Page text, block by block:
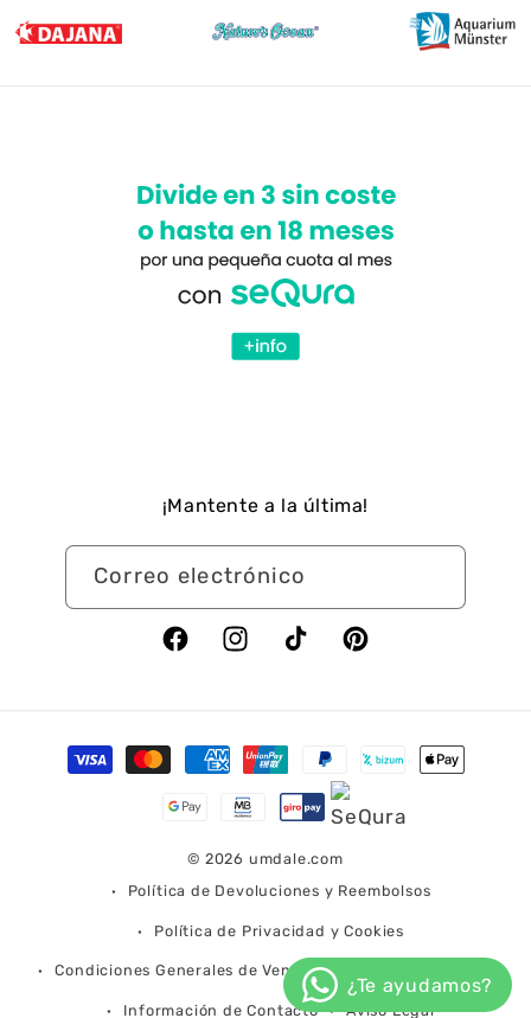
¡Mantente a la última!
Correo electrónico
FacebookInstagramTikTok Pinterest
Formas
de
© 2026 umdale.com
Política de Devoluciones y Reembolsos
Política de Privacidad y Cookies
Condiciones Generales de Venta Condiciones de Envío
Información de Contacto Aviso Legal